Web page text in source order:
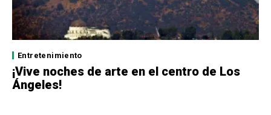
Entretenimiento
¡Vive noches de arte en el centro de Los
Ángeles!